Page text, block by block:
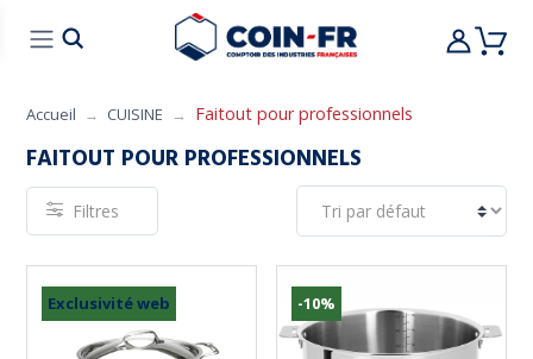
CUISINE MOBILIER
Accueil CUISINE Faitout pour professionnels
FAITOUT POUR PROFESSIONNELS
Filtres
Exclusivité web -10%